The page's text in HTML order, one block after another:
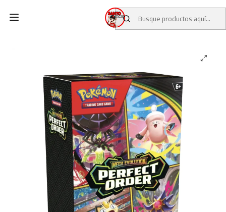
CARTAS TCG POKEMON TCG
Perfect Order - Booster Bundle Español